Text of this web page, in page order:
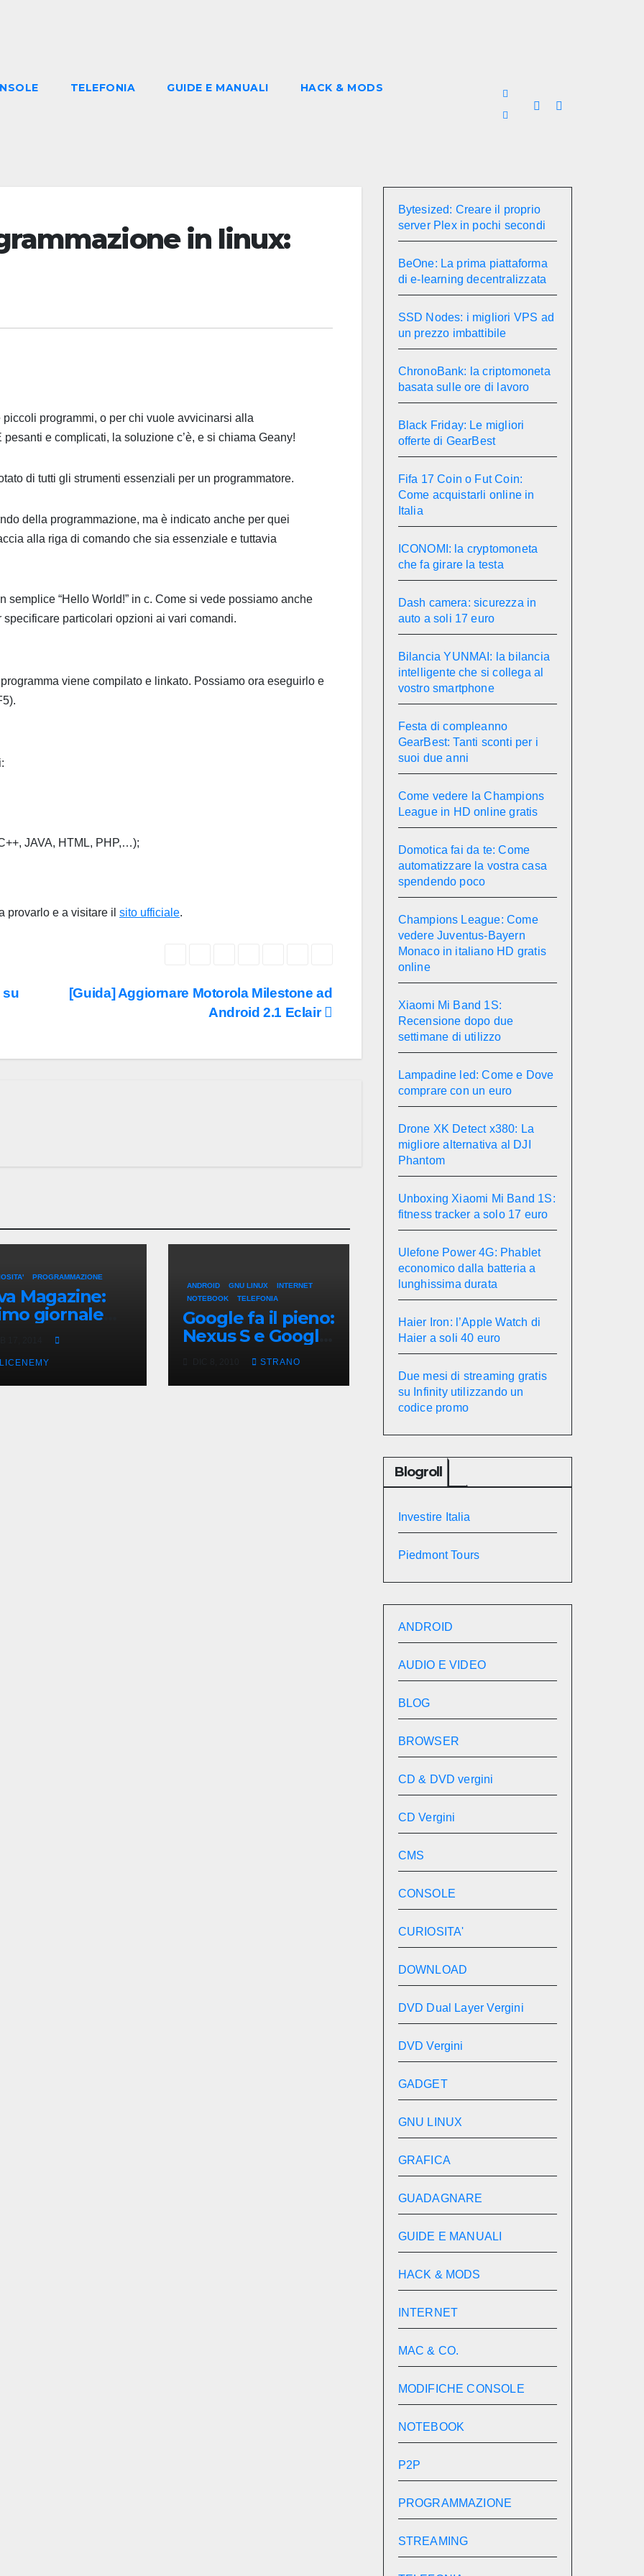
TELEFONIA GUIDE E MANUALI HACK & MODS
in linux:
programmi, o per chi vuole avvicinarsi alla
e complicati, la soluzione c’è, e si chiama Geany!
di tutti gli strumenti essenziali per un programmatore.
della programmazione, ma è indicato anche per quei
alla riga di comando che sia essenziale e tuttavia
semplice “Hello World!” in c. Come si vede possiamo anche
particolari opzioni ai vari comandi.
viene compilato e linkato. Possiamo ora eseguirlo e
JAVA, HTML, PHP,…);
provarlo e a visitare il sito ufficiale.
[Guida] Aggiornare Motorola Milestone ad
Android 2.1 Eclair
su
PROGRAMMAZIONE
Magazine:
giornale
su Java
Oracle
ANDROID GNU LINUX
INTERNET
NOTEBOOK
TELEFONIA
Google fa il pieno:
Nexus S e Google
Computer!STRANO
Bytesized: Creare il proprio
server Plex in pochi secondi
BeOne: La prima piattaforma
di e-learning decentralizzata
SSD Nodes: i migliori VPS ad
un prezzo imbattibile
ChronoBank: la criptomoneta
basata sulle ore di lavoro
Black Friday: Le migliori
offerte di GearBest
Fifa 17 Coin o Fut Coin:
Come acquistarli online in
Italia
ICONOMI: la cryptomoneta
che fa girare la testa
Dash camera: sicurezza in
auto a soli 17 euro
Bilancia YUNMAI: la bilancia
intelligente che si collega al
vostro smartphone
Festa di compleanno
GearBest: Tanti sconti per i
suoi due anni
Come vedere la Champions
League in HD online gratis
Domotica fai da te: Come
automatizzare la vostra casa
spendendo poco
Champions League: Come
vedere Juventus-Bayern
Monaco in italiano HD gratis
online
Xiaomi Mi Band 1S:
Recensione dopo due
settimane di utilizzo
Lampadine led: Come e Dove
comprare con un euro
Drone XK Detect x380: La
migliore alternativa al DJI
Phantom
Unboxing Xiaomi Mi Band 1S:
fitness tracker a solo 17 euro
Ulefone Power 4G: Phablet
economico dalla batteria a
lunghissima durata
Haier Iron: l’Apple Watch di
Haier a soli 40 euro
Due mesi di streaming gratis
su Infinity utilizzando un
codice promo
Blogroll
Investire Italia
Piedmont Tours
ANDROID
AUDIO E VIDEO
BLOG
BROWSER
CD & DVD vergini
CD Vergini
CMS
CONSOLE
CURIOSITA'
DOWNLOAD
DVD Dual Layer Vergini
DVD Vergini
GADGET
GNU LINUX
GRAFICA
GUADAGNARE
GUIDE E MANUALI
HACK & MODS
INTERNET
MAC & CO.
MODIFICHE CONSOLE
NOTEBOOK
P2P
PROGRAMMAZIONE
STREAMING